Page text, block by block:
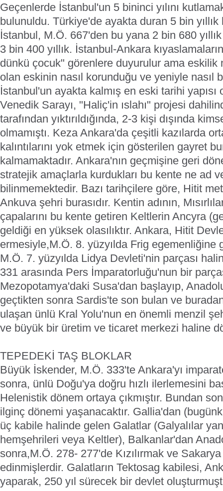
Geçenlerde İstanbul'un 5 bininci yılını
bulunuldu. Türkiye'de ayakta duran 5 bin
İstanbul, M.Ö. 667'den bu yana 2 bin 680
3 bin 400 yıllık. İstanbul-Ankara
dünkü çocuk" görenlere duyurulur ama eskilik
olan eskinin nasıl korunduğu ve yeniyle nasıl
İstanbul'un ayakta kalmış en eski tarihi yapısı
Venedik Sarayı, "Haliç'in ıslahı" projesi
tarafından yıktırıldığında, 2-3 kişi dışında
olmamıştı. Keza Ankara'da çeşitli kazılarda
kalıntılarını yok etmek için gösterilen gayret
kalmamaktadır. Ankara'nın geçmişine geri
stratejik amaçlarla kurdukları bu kente ne ad
bilinmemektedir. Bazı tarihçilere göre, Hitit
Ankuva şehri burasıdır. Kentin adının,
çapalarını bu kente getiren Keltlerin Ancyra
geldiği en yüksek olasılıktır. Ankara, Hitit
ermesiyle,M.Ö. 8. yüzyılda Frig egemenliğine
M.Ö. 7. yüzyılda Lidya Devleti'nin parçası
331 arasında Pers İmparatorluğu'nun bir
Mezopotamya'daki Susa'dan başlayıp,
geçtikten sonra Sardis'te son bulan ve
ulaşan ünlü Kral Yolu'nun en önemli menzil
ve büyük bir üretim ve ticaret merkezi haline
TEPEDEKİ TAŞ BLOKLAR
Büyük İskender, M.Ö. 333'te Ankara'yı
sonra, ünlü Doğu'ya doğru hızlı ilerlemesini
Helenistik dönem ortaya çıkmıştır. Bundan
ilginç dönemi yaşanacaktır. Gallia'dan
üç kabile halinde gelen Galatlar (Galyalılar
hemşehrileri veya Keltler), Balkanlar'dan
sonra,M.Ö. 278- 277'de Kızılırmak ve
edinmişlerdir. Galatların Tektosag kabilesi,
yaparak, 250 yıl sürecek bir devlet